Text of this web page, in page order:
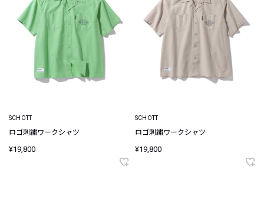
SCHOTT
ロゴ刺繍ワークシャツ
¥19,800
SCHOTT
ロゴ刺繍ワークシャツ
¥19,800